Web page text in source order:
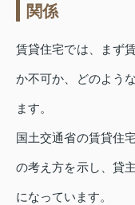
関係
賃貸住宅では、まず
か不可か、どのよう
ます。
国土交通省の賃貸住
の考え方を示し、貸
になっています。